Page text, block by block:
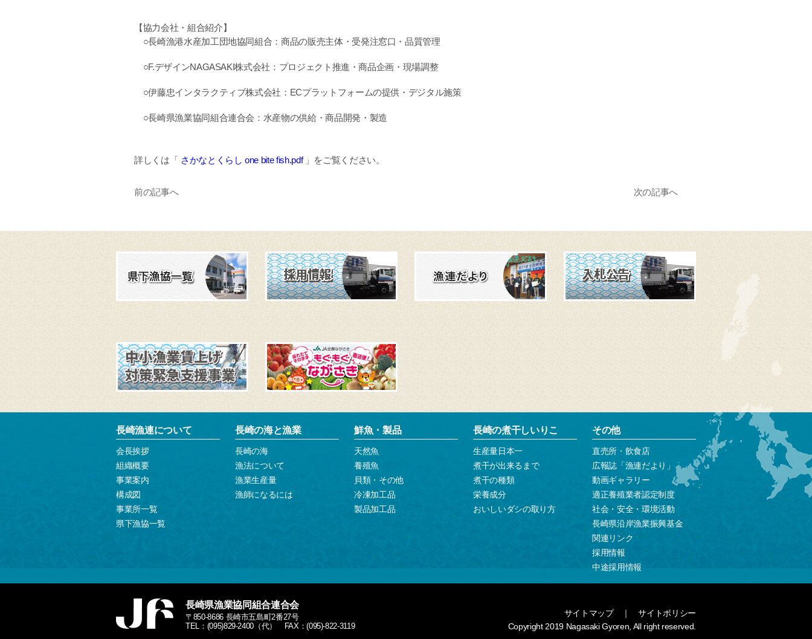
【協力会社・組合紹介】
○長崎漁港水産加工団地協同組合：商品の販売主体・受発注窓口・品質管理
○F.デザインNAGASAKI株式会社：プロジェクト推進・商品企画・現場調整
○伊藤忠インタラクティブ株式会社：ECプラットフォームの提供・デジタル施策
○長崎県漁業協同組合連合会：水産物の供給・商品開発・製造
詳しくは「 さかなとくらし one bite fish.pdf」をご覧ください。
前の記事へ 次の記事へ
長崎漁連について
会長挨拶
組織概要
事業案内
構成図
事業所一覧
県下漁協一覧
長崎の海と漁業
長崎の海
漁法について
漁業生産量
漁師になるには
鮮魚・製品
天然魚
養殖魚
貝類・その他
冷凍加工品
製品加工品
長崎の煮干しいりこ
生産量日本一
煮干が出来るまで
煮干の種類
栄養成分
おいしいダシの取り方
その他
直売所・飲食店
広報誌「漁連だより」
動画ギャラリー
適正養殖業者認定制度
社会・安全・環境活動
長崎県沿岸漁業振興基金
関連リンク
採用情報
中途採用情報
長崎県漁業協同組合連合会
〒850-8686 長崎市五島町2番27号
TEL：(095)829-2400（代） FAX：(095)-822-3119
サイトマップ｜サイトポリシー
Copyright 2019 Nagasaki Gyoren, All right reserved.